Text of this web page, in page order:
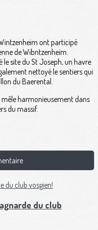
ont participé
de Wibntzenheim.
le site du St Joseph, un havre
nettoyé le sentiers qui
du Baerental.
mêle harmonieusement dans
du massif.
du club